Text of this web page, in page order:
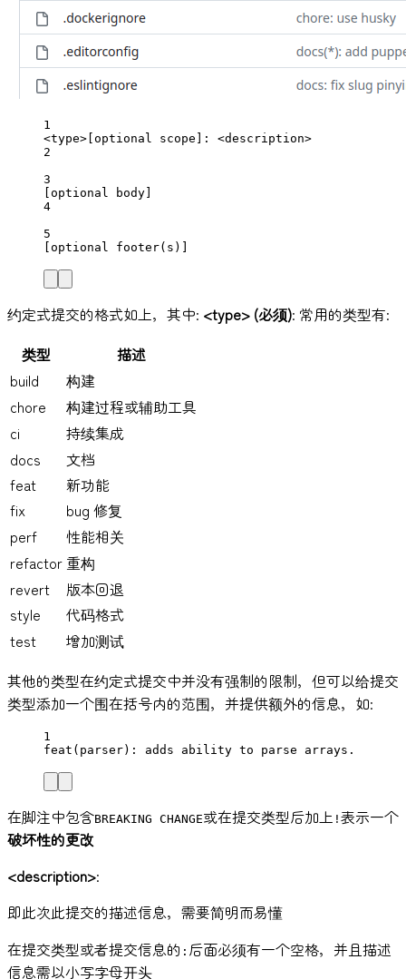
1
<type>[optional scope]: <description>
2
3
[optional body]
4
5
[optional footer(s)]
约定式提交的格式如上，其中: <type> (必须): 常用的类型有:
类型
描述
build
构建
chore
构建过程或辅助工具
ci
持续集成
docs
文档
feat
新功能
fix
bug 修复
perf
性能相关
refactor 重构
revert
版本回退
style
代码格式
test
增加测试
其他的类型在约定式提交中并没有强制的限制，但可以给提交
类型添加一个围在括号内的范围，并提供额外的信息，如:
1
feat(parser): adds ability to parse arrays.
在脚注中包含BREAKING CHANGE或在提交类型后加上 ! 表示一个
破坏性的更改
<description>:
即此次此提交的描述信息，需要简明而易懂
在提交类型或者提交信息的 : 后面必须有一个空格，并且描述
信息需以小写字母开头